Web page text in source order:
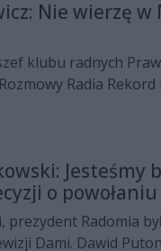
Nie wierzę w
klubu radnych
Radia
Molendy, utworzeniu
Jesteśmy
o powołaniu
prezydent Radomia
Dami. Dawid